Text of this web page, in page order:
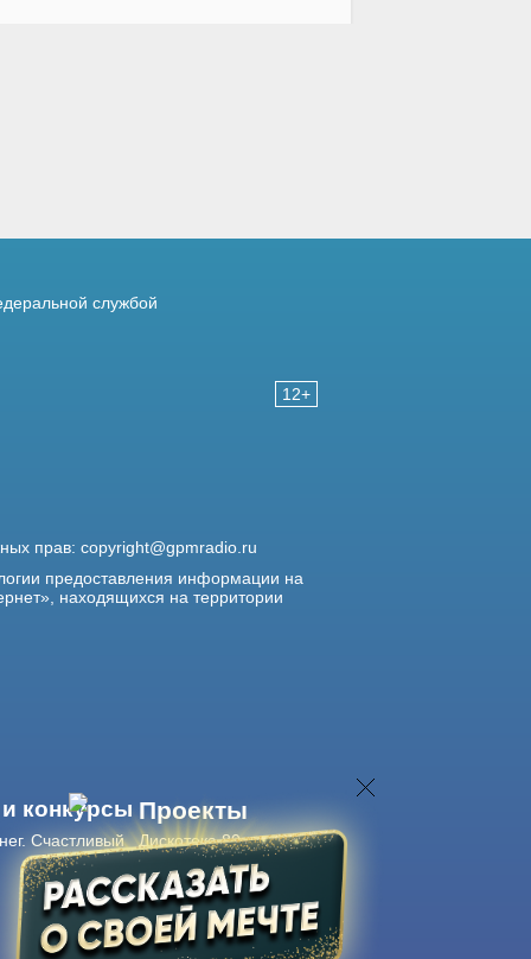
12+
службой
прав: copyright@gpmradio.ru
предоставления информации на
находящихся на территории
конкурсы
Счастливый
Проекты
Дискотека 80-х
Живые концерты
Журнал Авторадио
Авторадиов смартфоне